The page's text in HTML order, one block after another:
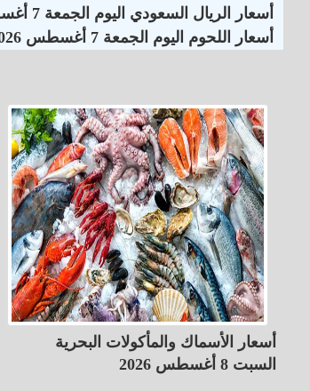
أسعار الريال السعودي اليوم الجمعة 7 أغسطس 2026
أسعار اللحوم اليوم الجمعة 7 أغسطس 2026
أسعار الأسماك والمأكولات البحرية
السبت 8 أغسطس 2026